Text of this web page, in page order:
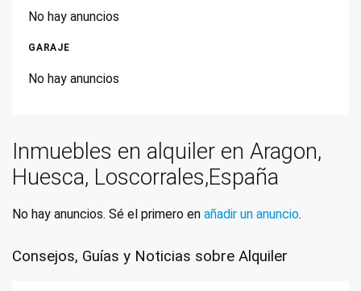
No hay anuncios
GARAJE
No hay anuncios
Inmuebles en alquiler en Aragon,
Huesca, Loscorrales,España
No hay anuncios. Sé el primero en añadir un anuncio.
Consejos, Guías y Noticias sobre Alquiler